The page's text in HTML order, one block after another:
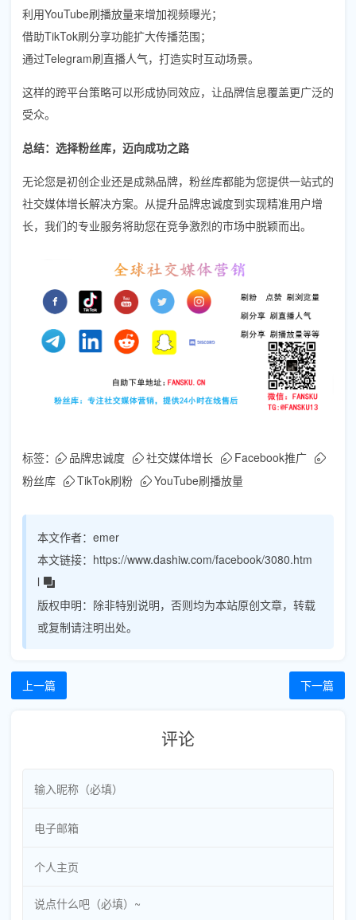
利用YouTube刷播放量来增加视频曝光；
借助TikTok刷分享功能扩大传播范围；
通过Telegram刷直播人气，打造实时互动场景。
这样的跨平台策略可以形成协同效应，让品牌信息覆盖更广泛的
受众。
总结：选择粉丝库，迈向成功之路
无论您是初创企业还是成熟品牌，粉丝库都能为您提供一站式的
社交媒体增长解决方案。从提升品牌忠诚度到实现精准用户增
长，我们的专业服务将助您在竞争激烈的市场中脱颖而出。
标签： 品牌忠诚度 社交媒体增长
Facebook推广
粉丝库
TikTok刷粉 YouTube刷播放量
本文作者： emer
本文链接： https://www.dashiw.com/facebook/3080.htm
l
版权申明： 除非特别说明，否则均为本站原创文章，转载
或复制请注明出处。
上一篇 下一篇
评论